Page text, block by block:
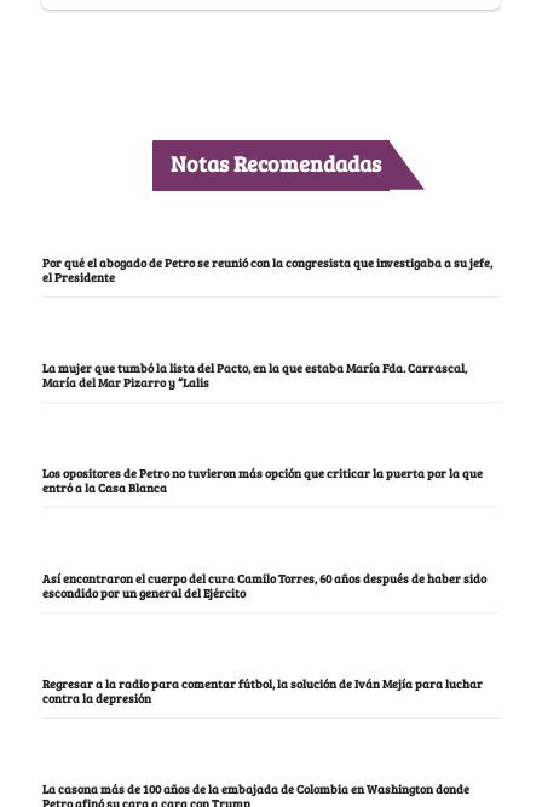
Notas Recomendadas
Por qué el abogado de Petro se reunió con la congresista que investigaba a su jefe,
el Presidente
La mujer que tumbó la lista del Pacto, en la que estaba María Fda. Carrascal,
María del Mar Pizarro y “Lalis
Los opositores de Petro no tuvieron más opción que criticar la puerta por la que
entró a la Casa Blanca
Así encontraron el cuerpo del cura Camilo Torres, 60 años después de haber sido
escondido por un general del Ejército
Regresar a la radio para comentar fútbol, la solución de Iván Mejía para luchar
contra la depresión
La casona más de 100 años de la embajada de Colombia en Washington donde
Petro afinó su cara a cara con Trump